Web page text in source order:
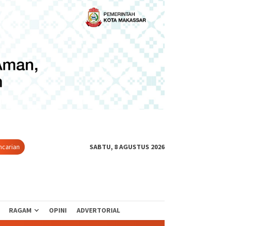
SABTU, 8 AGUSTUS 2026
RAGAM OPINI ADVERTORIAL